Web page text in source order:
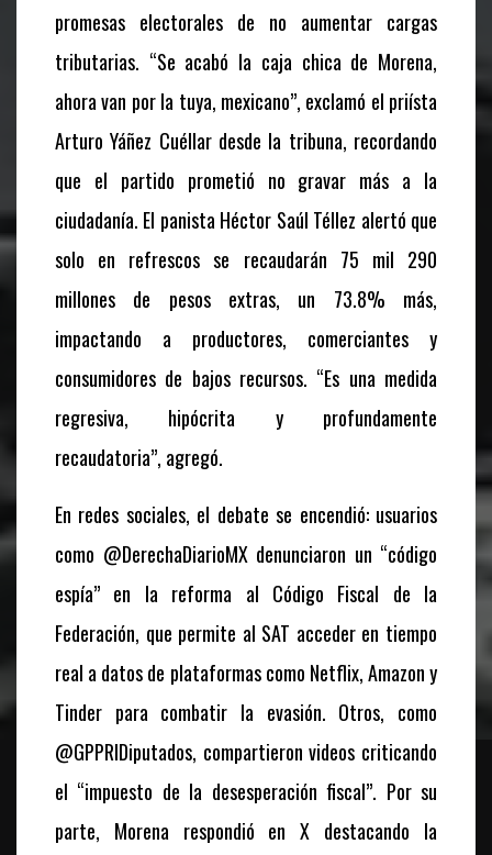
promesas electorales de no aumentar cargas
tributarias. “Se acabó la caja chica de Morena,
ahora van por la tuya, mexicano”, exclamó el priísta
Arturo Yáñez Cuéllar desde la tribuna, recordando
que el partido prometió no gravar más a la
ciudadanía. El panista Héctor Saúl Téllez alertó que
solo en refrescos se recaudarán 75 mil 290
millones de pesos extras, un 73.8% más,
impactando a productores, comerciantes y
consumidores de bajos recursos. “Es una medida
regresiva, hipócrita y profundamente
recaudatoria”, agregó.
En redes sociales, el debate se encendió: usuarios
como @DerechaDiarioMX denunciaron un “código
espía” en la reforma al Código Fiscal de la
Federación, que permite al SAT acceder en tiempo
real a datos de plataformas como Netflix, Amazon y
Tinder para combatir la evasión. Otros, como
@GPPRIDiputados, compartieron videos criticando
el “impuesto de la desesperación fiscal”. Por su
parte, Morena respondió en X destacando la